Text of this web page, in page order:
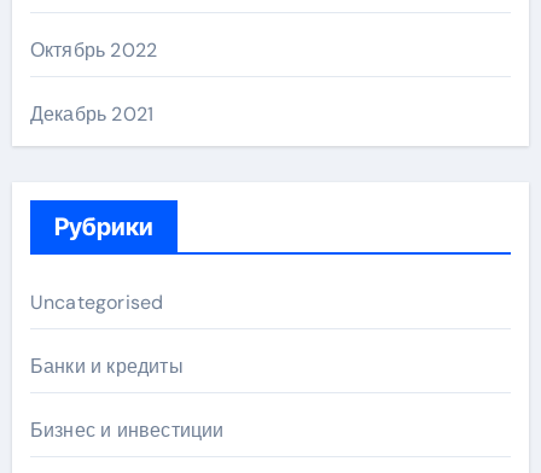
Октябрь 2022
Декабрь 2021
Рубрики
Uncategorised
Банки и кредиты
Бизнес и инвестиции